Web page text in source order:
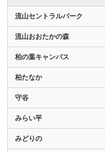
流山セントラルパーク
流山おおたかの森
柏の葉キャンパス
柏たなか
守谷
みらい平
みどりの